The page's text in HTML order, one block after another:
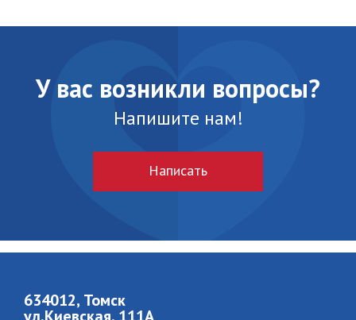
У вас возникли вопросы?
Напишите нам!
Написать
634012, Томск